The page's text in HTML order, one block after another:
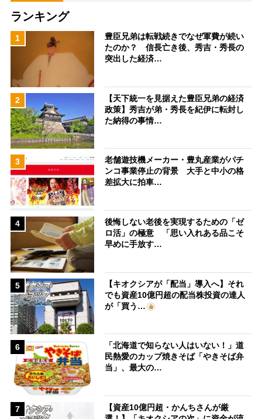
ランキング
1
豊臣兄弟は転戦続きでなぜ軍費が続い
たのか？ 信長亡き後、秀吉・秀長の
突出した経済…
2
【天下統一を見据えた豊臣兄弟の経済
政策】秀吉が弟・秀長を紀伊に転封し
た納得の事情…
3
老舗遊技機メーカー・豊丸産業がパチ
ンコ事業停止の背景 大手と中小の格
差拡大に拍車…
4
後悔しない老後を実現するための「ゼ
ロ活」の極意 「思い入れある品こそ
早めに手放す…
5
【キオクシアが「配当」導入へ】それ
でも資産10億円超の配当株投資の達人
が「買う…
6
「北海道で知らない人はいない！」道
民熱愛のカップ焼きそば「やきそば弁
当」、最大の…
7
【資産10億円超・かんちさんが厳